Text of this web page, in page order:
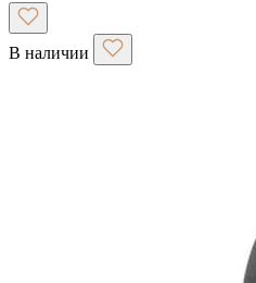
В наличии